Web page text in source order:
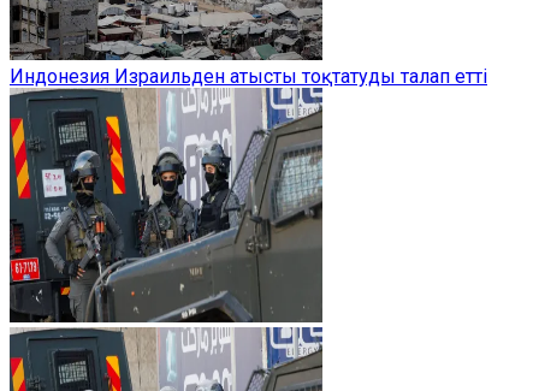
Индонезия Израильден атысты тоқтатуды талап етті